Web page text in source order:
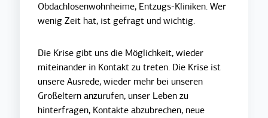
Obdachlosenwohnheime, Entzugs-Kliniken. Wer
wenig Zeit hat, ist gefragt und wichtig.
Die Krise gibt uns die Möglichkeit, wieder
miteinander in Kontakt zu treten. Die Krise ist
unsere Ausrede, wieder mehr bei unseren
Großeltern anzurufen, unser Leben zu
hinterfragen, Kontakte abzubrechen, neue